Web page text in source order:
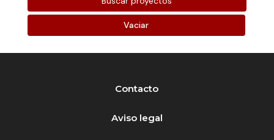
Vaciar
Contacto
Aviso legal